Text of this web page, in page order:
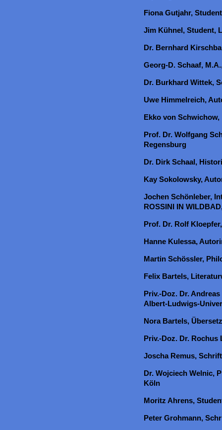
Fiona Gutjahr,
Jim Kühnel, Student,
Dr. Bernhard
Georg-D. Schaaf,
Dr. Burkhard Wittek,
Uwe Himmelreich,
Ekko von
Prof. Dr. Wolfgang
Regensburg
Dr. Dirk Schaal,
Kay Sokolowsky,
Jochen Schönleber,
ROSSINI IN
Prof. Dr. Rolf
Hanne Kulessa,
Martin Schössler,
Felix Bartels,
Priv.-Doz. Dr.
Albert-Ludwigs-
Nora Bartels,
Priv.-Doz. Dr. Rochus
Joscha Remus,
Dr. Wojciech Welnic,
Köln
Moritz Ahrens,
Peter Grohmann,